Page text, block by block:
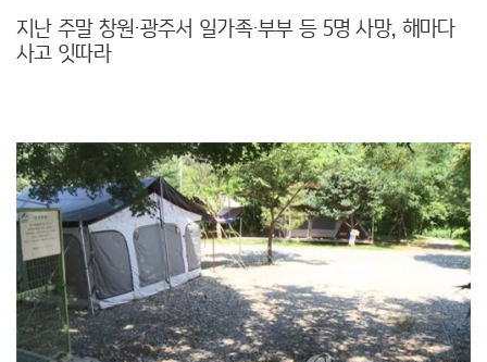
지난 주말 창원·광주서 일가족·부부 등 5명 사망, 해마다
사고 잇따라